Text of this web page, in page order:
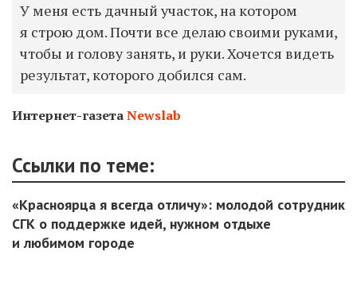
У меня есть дачный участок, на котором
я строю дом. Почти все делаю своими руками,
чтобы и голову занять, и руки. Хочется видеть
результат, которого добился сам.
Интернет-газетаNewslab
Ссылки по теме:
«Красноярца я всегда отличу»: молодой сотрудник
СГК о поддержке идей, нужном отдыхе
и любимом городе